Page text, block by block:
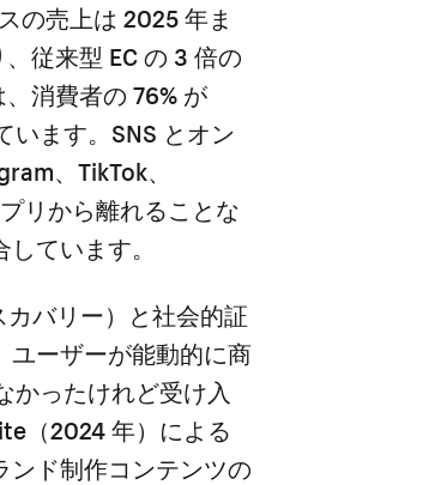
の売上は 2025 年ま
従来型 EC の 3 倍の
消費者の 76% が
います。SNS とオン
、TikTok、
リから離れることな
ています。
バリー）と社会的証
ユーザーが能動的に商
かったけれど受け入
（2024 年）による
ンド制作コンテンツの